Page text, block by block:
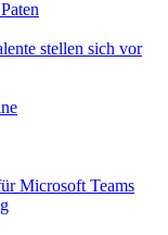
stellen sich vor
Microsoft Teams